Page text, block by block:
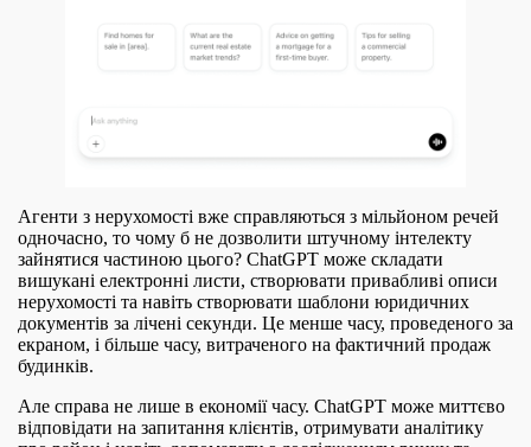
Агенти з нерухомості вже справляються з мільйоном речей
одночасно, то чому б не дозволити штучному інтелекту
зайнятися частиною цього? ChatGPT може складати
вишукані електронні листи, створювати привабливі описи
нерухомості та навіть створювати шаблони юридичних
документів за лічені секунди. Це менше часу, проведеного за
екраном, і більше часу, витраченого на фактичний продаж
будинків.
Але справа не лише в економії часу. ChatGPT може миттєво
відповідати на запитання клієнтів, отримувати аналітику